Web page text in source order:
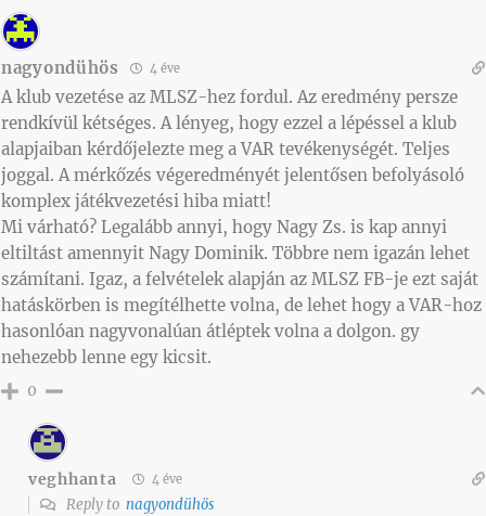
nagyondühös 4 éve
A klub vezetése az MLSZ-hez fordul. Az eredmény persze
rendkívül kétséges. A lényeg, hogy ezzel a lépéssel a klub
alapjaiban kérdőjelezte meg a VAR tevékenységét. Teljes
joggal. A mérkőzés végeredményét jelentősen befolyásoló
komplex játékvezetési hiba miatt!
Mi várható? Legalább annyi, hogy Nagy Zs. is kap annyi
eltiltást amennyit Nagy Dominik. Többre nem igazán lehet
számítani. Igaz, a felvételek alapján az MLSZ FB-je ezt saját
hatáskörben is megítélhette volna, de lehet hogy a VAR-hoz
hasonlóan nagyvonalúan átléptek volna a dolgon. gy
nehezebb lenne egy kicsit.
0
veghhanta 4 éve
Reply to nagyondühös